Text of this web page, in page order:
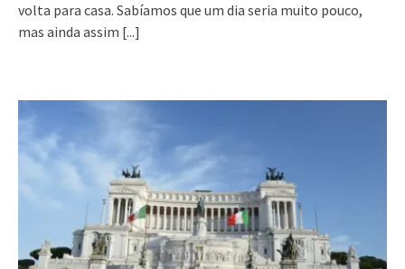
volta para casa. Sabíamos que um dia seria muito pouco,
mas ainda assim [...]